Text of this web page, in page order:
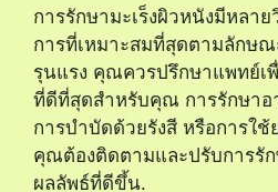
การรักษามะเร็งผิวหนังมีหลา
การที่เหมาะสมที่สุดตามลักษ
รุนแรง คุณควรปรึกษาแพทย์เ
ที่ดีที่สุดสำหรับคุณ การรักษาอ
การบำบัดด้วยรังสี หรือการใช้
คุณต้องติดตามและปรับการรัก
ผลลัพธ์ที่ดีขึ้น.